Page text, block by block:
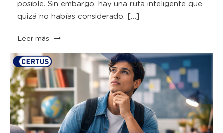
posible. Sin embargo, hay una ruta inteligente que
quizá no habías considerado. […]
Leer más